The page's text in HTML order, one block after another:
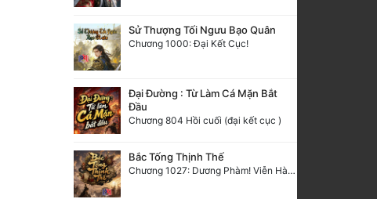
Sử Thượng Tối Ngưu Bạo Quân
Chương 1000: Đại Kết Cục!
Đại Đường : Từ Làm Cá Mặn Bắt
Đầu
Chương 804 Hồi cuối (đại kết cục )
Bắc Tống Thịnh Thế
Chương 1027: Dương Phàm! Viễn Hàng!